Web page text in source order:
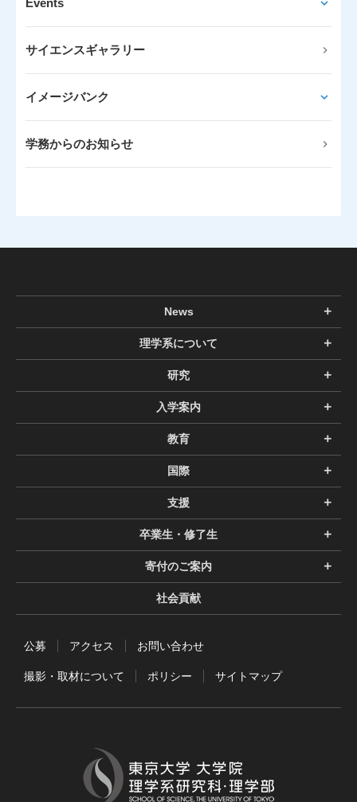
サイエンスギャラリー
イメージバンク
学務からのお知らせ
News
理学系について
研究
入学案内
教育
国際
支援
卒業生・修了生
寄付のご案内
社会貢献
公募 アクセス お問い合わせ
撮影・取材について ポリシー サイトマップ